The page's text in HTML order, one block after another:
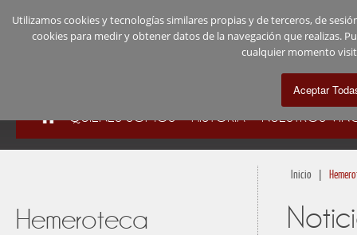
QUIÉNES SOMOS HISTORIA NUESTROS
Hemeroteca
Inicio |
Utilizamos cookies y tecnologías similares propias y de terceros, de
cookies para medir y obtener datos de la navegación que realizas.
cualquier momento